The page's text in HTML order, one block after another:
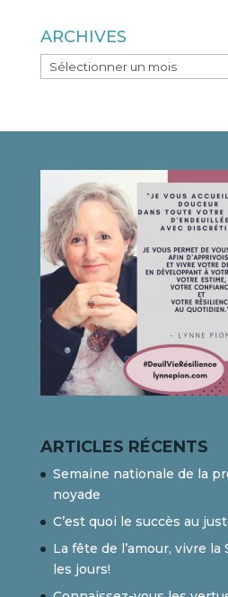
ARCHIVES
ARCHIVES
ARTICLES RÉCENTS
Semaine nationale de la
noyade
C’est quoi le succès au
La fête de l’amour, vivre
les jours!